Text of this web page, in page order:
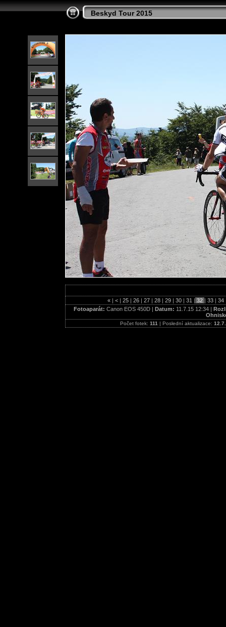
Beskyd Tour 2015
« | < | 25 | 26 | 27 | 28 | 29 | 30 | 31 | 32 | 33 | 34
Fotoaparát: Canon EOS 450D | Datum: 11.7.15 12:34 |
Počet fotek: 111 | Poslední aktualizace: